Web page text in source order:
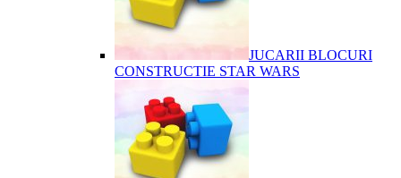
JUCARII BLOCURI
CONSTRUCTIE STAR WARS